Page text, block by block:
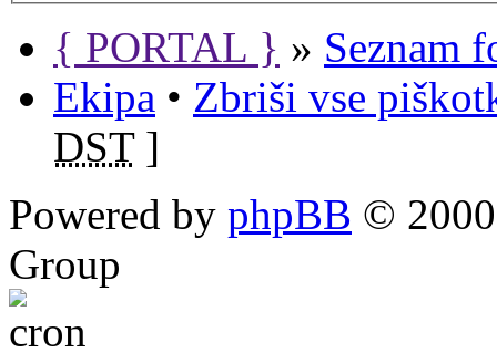
{ PORTAL } » Seznam
Ekipa • Zbriši vse
DST]
Powered by phpBB ©
Group